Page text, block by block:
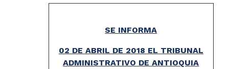
SE INFORMA
02 DE ABRIL DE 2018 EL TRIBUNAL
ADMINISTRATIVO DE ANTIOQUIA